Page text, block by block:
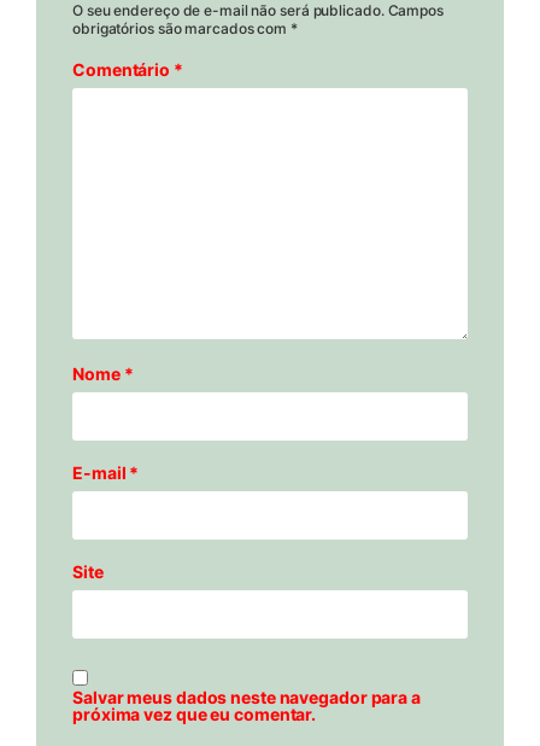
O seu endereço de e-mail não será publicado. Campos
obrigatórios são marcados com *
Comentário *
Nome *
E-mail *
Site
Salvar meus dados neste navegador para a
próxima vez que eu comentar.